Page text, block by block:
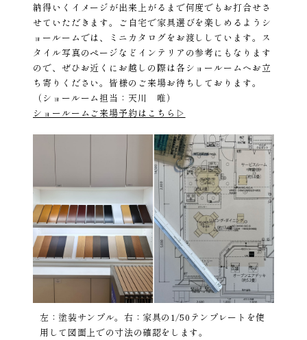
納得いくイメージが出来上がるまで何度でもお打合せさ
せていただきます。ご自宅で家具選びを楽しめるようシ
ョールームでは、ミニカタログをお渡ししています。ス
タイル写真のページなどインテリアの参考にもなります
ので、ぜひお近くにお越しの際は各ショールームへお立
ち寄りください。皆様のご来場お待ちしております。
（ショールーム担当：天川 唯）
ショールームご来場予約はこちら▷
左：塗装サンプル。右：家具の1/50テンプレートを使
用して図面上での寸法の確認をします。